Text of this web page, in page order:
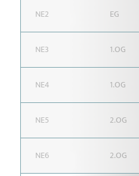
NE2 EG
NE3 1.OG
NE4 1.OG
NE5 2.OG
NE6 2.OG